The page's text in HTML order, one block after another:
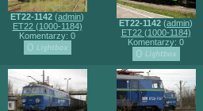
ET22-1142 (admin)
ET22 (1000-1184)
Komentarzy: 0
ET22-1142 (admin)
ET22 (1000-1184)
Komentarzy: 0